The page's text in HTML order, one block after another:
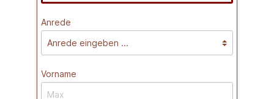
Anrede
Vorname